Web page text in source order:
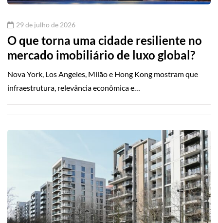
29 de julho de 2026
O que torna uma cidade resiliente no
mercado imobiliário de luxo global?
Nova York, Los Angeles, Milão e Hong Kong mostram que
infraestrutura, relevância econômica e…